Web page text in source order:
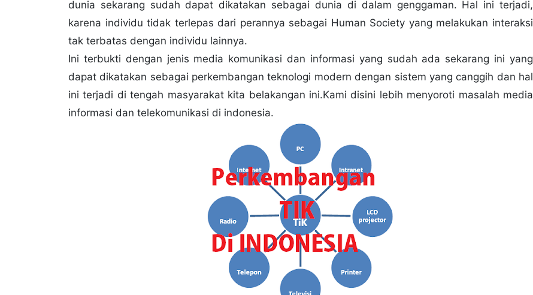
dunia sekarang sudah dapat dikatakan sebagai dunia di dalam genggaman. Hal ini terjadi,
karena individu tidak terlepas dari perannya sebagai Human Society yang melakukan interaksi
tak terbatas dengan individu lainnya.
Ini terbukti dengan jenis media komunikasi dan informasi yang sudah ada sekarang ini yang
dapat dikatakan sebagai perkembangan teknologi modern dengan sistem yang canggih dan hal
ini terjadi di tengah masyarakat kita belakangan ini.Kami disini lebih menyoroti masalah media
informasi dan telekomunikasi di indonesia.